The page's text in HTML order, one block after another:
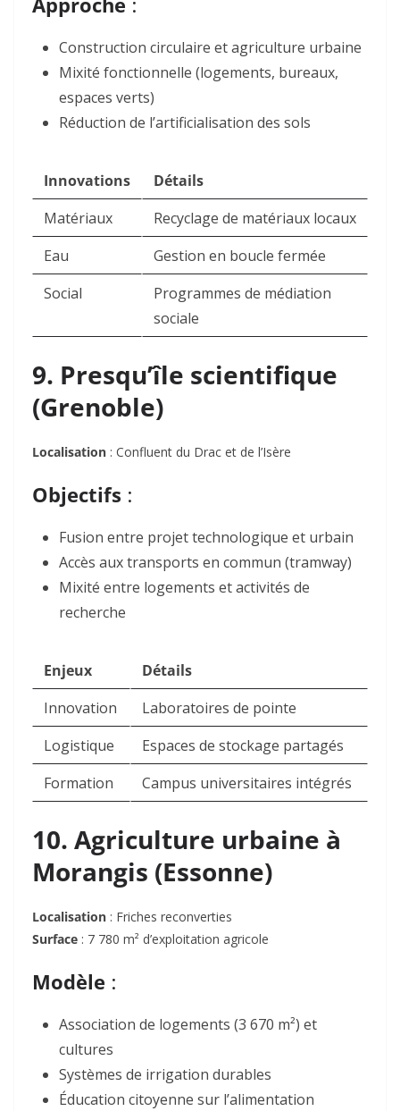
Construction circulaire et agriculture urbaine
Mixité fonctionnelle (logements, bureaux,
espaces verts)
Réduction de l’artificialisation des sols
Innovations
Détails
Matériaux
Recyclage de matériaux locaux
Eau
Gestion en boucle fermée
Social
Programmes de médiation
sociale
9. Presqu’île scientifique
(Grenoble)
Localisation : Confluent du Drac et de l’Isère
Objectifs :
Fusion entre projet technologique et urbain
Accès aux transports en commun (tramway)
Mixité entre logements et activités de
recherche
Enjeux
Détails
Innovation
Laboratoires de pointe
Logistique
Espaces de stockage partagés
Formation
Campus universitaires intégrés
10. Agriculture urbaine à
Morangis (Essonne)
Localisation : Friches reconverties
Surface : 7 780 m² d’exploitation agricole
Modèle :
Association de logements (3 670 m²) et
cultures
Systèmes de irrigation durables
Éducation citoyenne sur l’alimentation